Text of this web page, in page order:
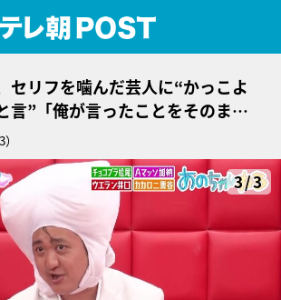
セリフを噛んだ芸人に“かっこよ
言”「俺が言ったことをそのま
3/3